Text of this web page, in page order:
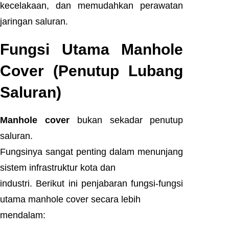
kecelakaan, dan memudahkan perawatan
jaringan saluran.
Fungsi Utama Manhole
Cover (Penutup Lubang
Saluran)
Manhole coverbukan sekadar penutup
saluran.
Fungsinya sangat penting dalam menunjang
sistem infrastruktur kota dan
industri. Berikut ini penjabaran fungsi-fungsi
utama manhole cover secara lebih
mendalam: